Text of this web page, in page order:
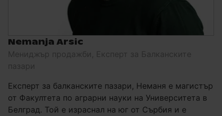
Nemanja Arsic
Мениджър продажби, Експерт за Балканските
пазари
Експерт за балканските пазари, Неманя е магистър
от Факултета по аграрни науки на Университета в
Белград. Той е израснал на юг от Сърбия и е